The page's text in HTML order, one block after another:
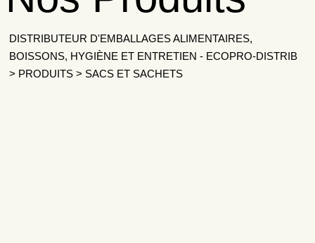
DISTRIBUTEUR D'EMBALLAGES ALIMENTAIRES,
BOISSONS, HYGIÈNE ET ENTRETIEN - ECOPRO-DISTRIB
> PRODUITS > SACS ET SACHETS